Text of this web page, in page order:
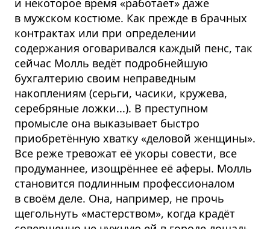
в мужском костюме. Как прежде в брачных
контрактах или при определении
содержания оговаривался каждый пенс, так
сейчас Молль ведёт подробнейшую
бухгалтерию своим неправедным
накоплениям (серьги, часики, кружева,
серебряные ложки...). В преступном
промысле она выказывает быстро
приобретённую хватку «деловой женщины».
Все реже тревожат её укоры совести, все
продуманнее, изощрённее её аферы. Молль
становится подлинным профессионалом
в своём деле. Она, например, не прочь
щегольнуть «мастерством», когда крадёт